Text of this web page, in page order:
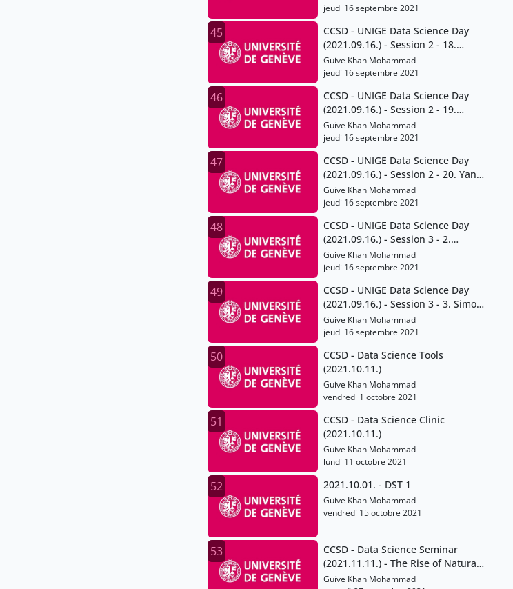
jeudi 16 septembre 2021
45
CCSD - UNIGE Data Science Day
(2021.09.16.) - Session 2 - 18.
Tommaso Venturini
Guive Khan Mohammad
jeudi 16 septembre 2021
46
CCSD - UNIGE Data Science Day
(2021.09.16.) - Session 2 - 19.
Minerva Rivas Velarde
Guive Khan Mohammad
jeudi 16 septembre 2021
47
CCSD - UNIGE Data Science Day
(2021.09.16.) - Session 2 - 20. Yaniv
Benhamou
Guive Khan Mohammad
jeudi 16 septembre 2021
48
CCSD - UNIGE Data Science Day
(2021.09.16.) - Session 3 - 2.
Moupiya Maji
Guive Khan Mohammad
jeudi 16 septembre 2021
49
CCSD - UNIGE Data Science Day
(2021.09.16.) - Session 3 - 3. Simon
Gabay and Jean-Luc Falcone
Guive Khan Mohammad
jeudi 16 septembre 2021
50
CCSD - Data Science Tools
(2021.10.11.)
Guive Khan Mohammad
vendredi 1 octobre 2021
51
CCSD - Data Science Clinic
(2021.10.11.)
Guive Khan Mohammad
lundi 11 octobre 2021
52 2021.10.01. - DST 1
Guive Khan Mohammad
vendredi 15 octobre 2021
53
CCSD - Data Science Seminar
(2021.11.11.) - The Rise of Natural
Language Processing
Guive Khan Mohammad